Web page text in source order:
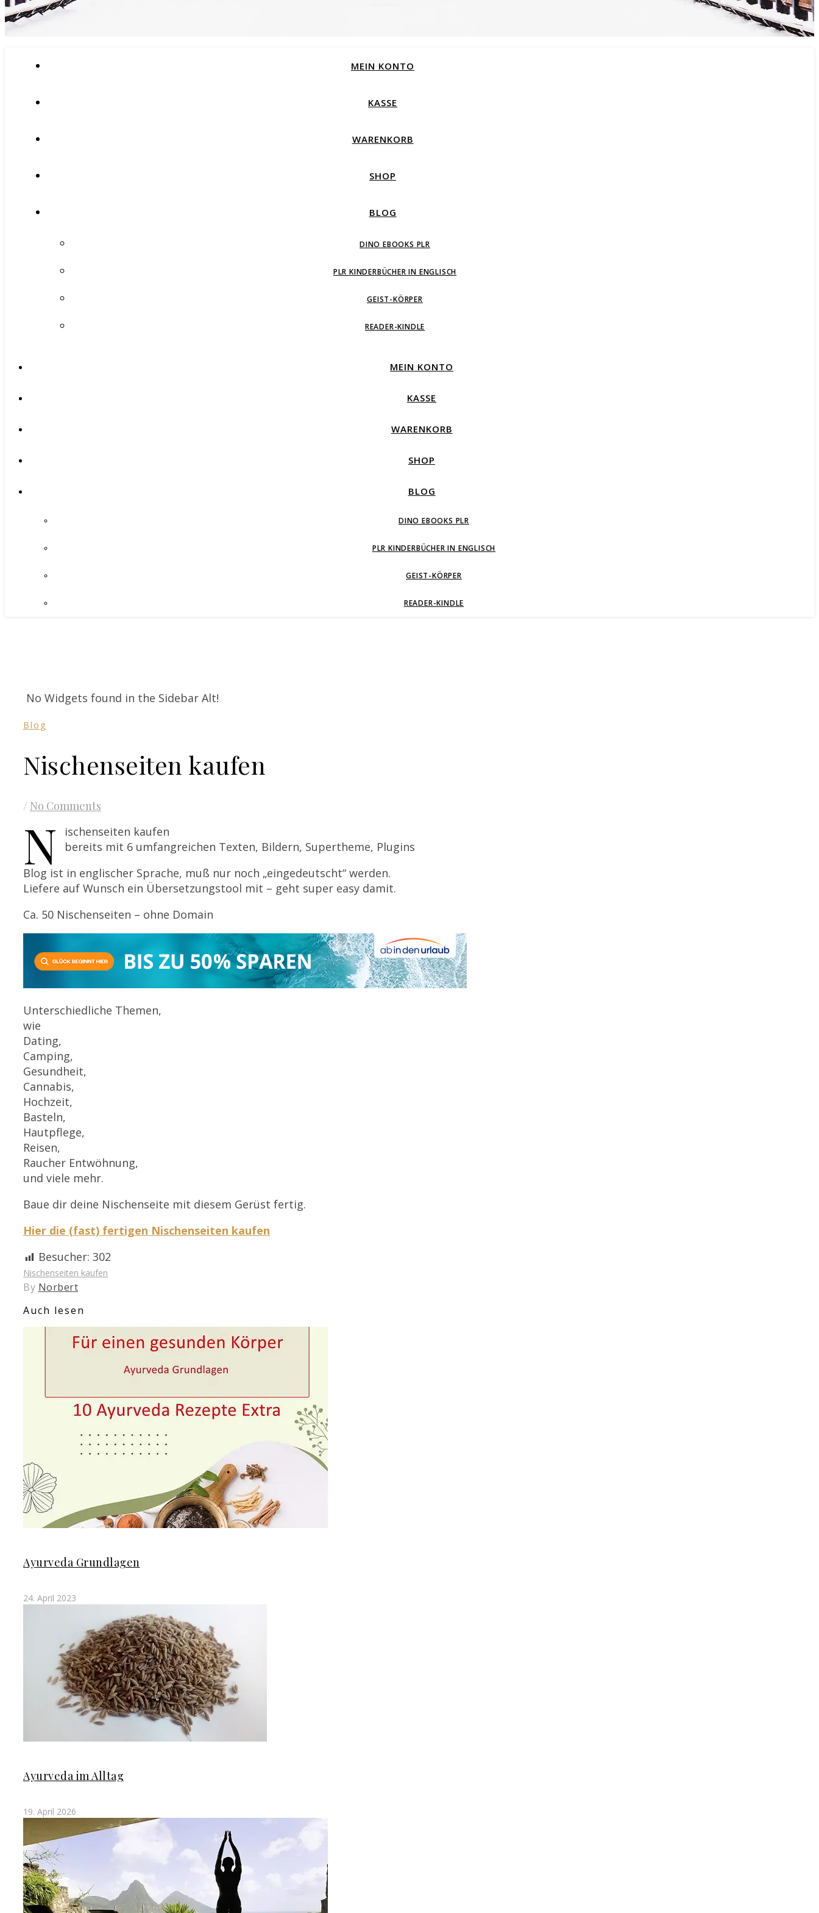
MEIN KONTO
KASSE
WARENKORB
SHOP
BLOG
DINO EBOOKS PLR
PLR KINDERBÜCHER IN ENGLISCH
GEIST-KÖRPER
READER-KINDLE
MEIN KONTO
KASSE
WARENKORB
SHOP
BLOG
DINO EBOOKS PLR
PLR KINDERBÜCHER IN ENGLISCH
GEIST-KÖRPER
READER-KINDLE
No Widgets found in the Sidebar Alt!
Blog
Nischenseiten kaufen
/ No Comments
N
ischenseiten kaufen
bereits mit 6 umfangreichen Texten, Bildern, Supertheme, Plugins
Blog ist in englischer Sprache, muß nur noch „eingedeutscht“ werden.
Liefere auf Wunsch ein Übersetzungstool mit – geht super easy damit.
Ca. 50 Nischenseiten – ohne Domain
Unterschiedliche Themen,
wie
Dating,
Camping,
Gesundheit,
Cannabis,
Hochzeit,
Basteln,
Hautpflege,
Reisen,
Raucher Entwöhnung,
und viele mehr.
Baue dir deine Nischenseite mit diesem Gerüst fertig.
Hier die (fast) fertigen Nischenseiten kaufen
Besucher: 302
Nischenseiten kaufen
By Norbert
Auch lesen
Ayurveda Grundlagen
24. April 2023
Ayurveda im Alltag
19. April 2026